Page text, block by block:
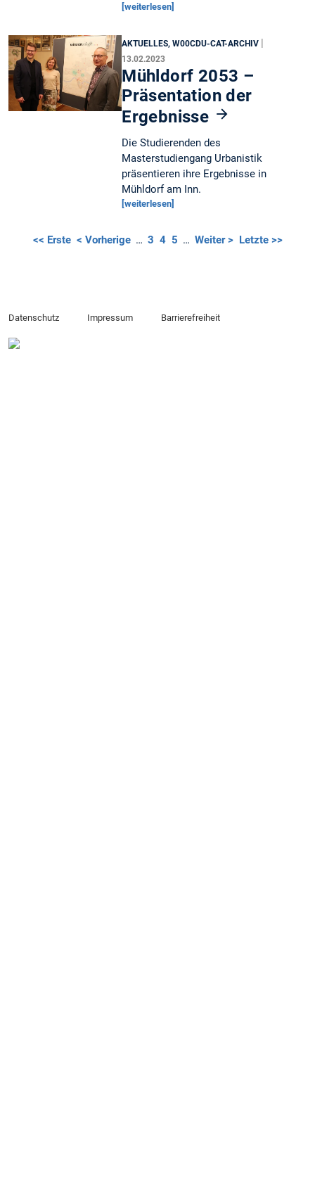
[weiterlesen]
AKTUELLES, W00CDU-CAT-ARCHIV |
13.02.2023
Mühldorf 2053 –
Präsentation der
Ergebnisse
Die Studierenden des
Masterstudiengang Urbanistik
präsentieren ihre Ergebnisse in
Mühldorf am Inn.
[weiterlesen]
<< Erste < Vorherige … 3 4 5 … Weiter > Letzte >>
Datenschutz Impressum Barrierefreiheit